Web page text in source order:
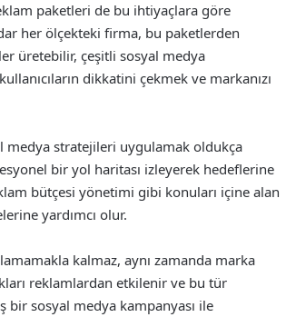
paketleri de bu ihtiyaçlara göre
her ölçekteki firma, bu paketlerden
üretebilir, çeşitli sosyal medya
dikkatini çekmek ve markanızı
medya stratejileri uygulamak oldukça
bir yol haritası izleyerek hedeflerine
bütçesi yönetimi gibi konuları içine alan
yardımcı olur.
kalmaz, aynı zamanda marka
reklamlardan etkilenir ve bu tür
sosyal medya kampanyası ile